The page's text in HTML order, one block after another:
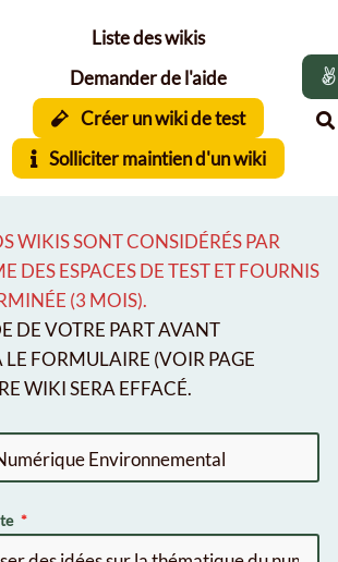
Liste des wikis
Demander de l'aide
Créer un wiki de test
Solliciter maintien d'un wiki
WIKIS SONT CONSIDÉRÉS PAR
DES ESPACES DE TEST ET FOURNIS
(3 MOIS).
DE VOTRE PART AVANT
FORMULAIRE (VOIR PAGE
WIKI SERA EFFACÉ.